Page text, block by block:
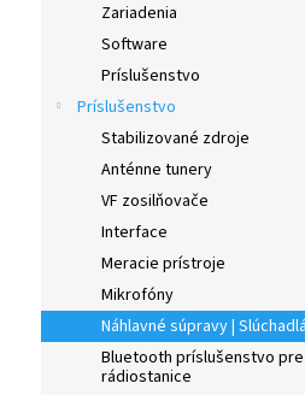
Zariadenia
Software
Príslušenstvo
Príslušenstvo
Stabilizované zdroje
Anténne tunery
VF zosilňovače
Interface
Meracie prístroje
Mikrofóny
Náhlavné súpravy | Slúchadlá
Bluetooth príslušenstvo pre
rádiostanice